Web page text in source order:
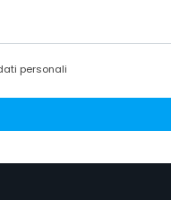
personali